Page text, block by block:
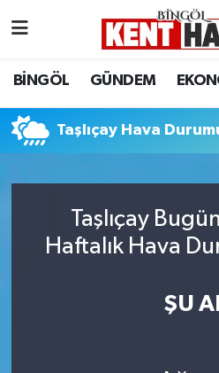
BİNGÖL GÜNDEM
Taşlıçay Hava
Taşlıçay
Haftalık Hava
ŞU
BİLİM-TEKNOLOJİ
DÜNYA
EKONOMİ
Bingöl Hava Durumu
Bingöl Namaz Vakitleri
Süper Lig Puan Durumu